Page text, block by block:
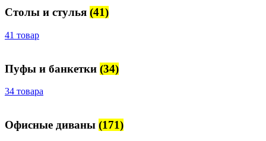
Столы и стулья (41)
41 товар
Пуфы и банкетки (34)
34 товара
Офисные диваны (171)